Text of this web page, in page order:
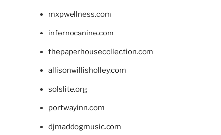
mxpwellness.com
infernocanine.com
thepaperhousecollection.com
allisonwillisholley.com
solslite.org
portwayinn.com
djmaddogmusic.com